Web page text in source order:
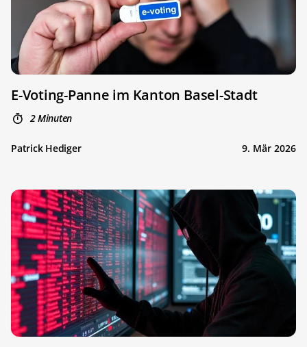
E-Voting-Panne im Kanton Basel-Stadt
2 Minuten
Patrick Hediger 9. Mär 2026